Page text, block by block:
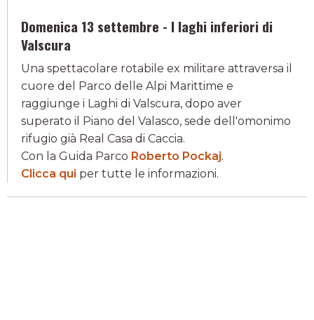
Domenica 13 settembre - I laghi inferiori di
Valscura
Una spettacolare rotabile ex militare attraversa il
cuore del Parco delle Alpi Marittime e
raggiunge i Laghi di Valscura, dopo aver
superato il Piano del Valasco, sede dell'omonimo
rifugio già Real Casa di Caccia.
Con la Guida Parco Roberto Pockaj.
Clicca qui per tutte le informazioni.